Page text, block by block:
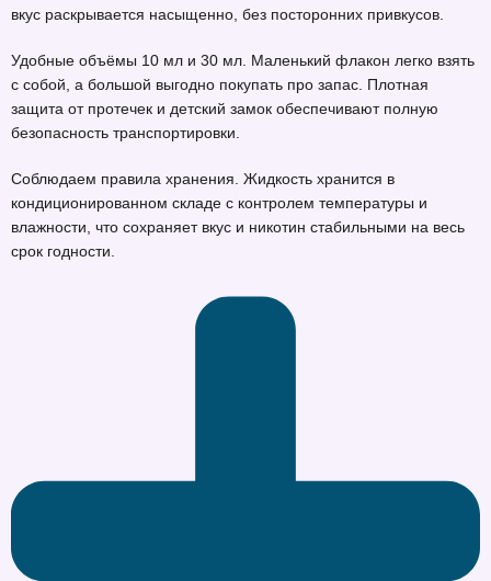
вкус раскрывается насыщенно, без посторонних привкусов.
Удобные объёмы 10 мл и 30 мл. Маленький флакон легко взять
с собой, а большой выгодно покупать про запас. Плотная
защита от протечек и детский замок обеспечивают полную
безопасность транспортировки.
Соблюдаем правила хранения. Жидкость хранится в
кондиционированном складе с контролем температуры и
влажности, что сохраняет вкус и никотин стабильными на весь
срок годности.